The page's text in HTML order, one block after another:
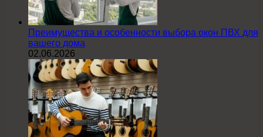
Преимущества и особенности выбора окон ПВХ для
вашего дома
02.06.2026